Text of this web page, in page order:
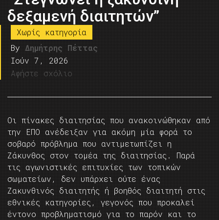
δεξαμενή διαιτητών”
Χωρίς κατηγορία
By Δημήτρης Πέττας
Ιούν 7, 2026
Αφήστε σχόλιο
Οι πίνακες διαιτησίας που ανακοινώθηκαν από
την ΕΠΟ ανέδειξαν για ακόμη μία φορά το
σοβαρό πρόβλημα που αντιμετωπίζει η
Ζάκυνθος στον τομέα της διαιτησίας. Παρά
τις αγωνιστικές επιτυχίες των τοπικών
σωματείων, δεν υπάρχει ούτε ένας
Ζακυνθινός διαιτητής ή βοηθός διαιτητή στις
εθνικές κατηγορίες, γεγονός που προκαλεί
έντονο προβληματισμό για το παρόν και το